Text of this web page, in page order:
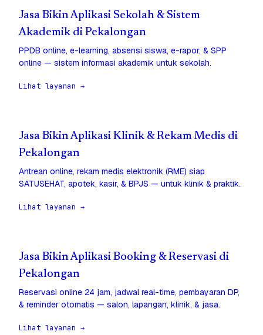
Jasa Bikin Aplikasi Sekolah & Sistem
Akademik di Pekalongan
PPDB online, e-learning, absensi siswa, e-rapor, & SPP
online — sistem informasi akademik untuk sekolah.
Lihat layanan →
Jasa Bikin Aplikasi Klinik & Rekam Medis di
Pekalongan
Antrean online, rekam medis elektronik (RME) siap
SATUSEHAT, apotek, kasir, & BPJS — untuk klinik & praktik.
Lihat layanan →
Jasa Bikin Aplikasi Booking & Reservasi di
Pekalongan
Reservasi online 24 jam, jadwal real-time, pembayaran DP,
& reminder otomatis — salon, lapangan, klinik, & jasa.
Lihat layanan →